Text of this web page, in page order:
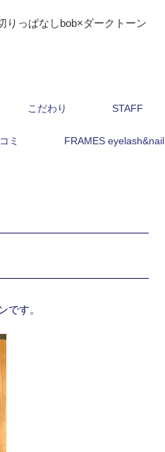
りっぱなしbob×ダークトーン
こだわり STAFF
ミ FRAMES eyelash&nail
です。